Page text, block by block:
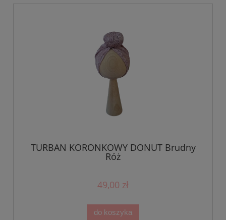
TURBAN KORONKOWY DONUT Brudny
Róż
49,00 zł
do koszyka